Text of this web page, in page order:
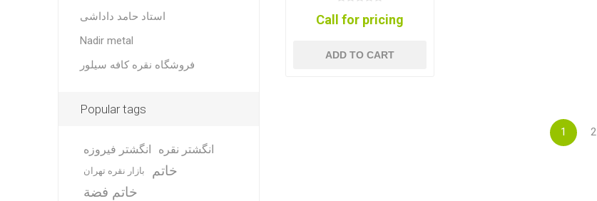
Call for pricing
ADD TO CART
1 2
استاد حامد داداشی
Nadir metal
فروشگاه نقره کافه سیلور
Popular tags
انگشتر فیروزه انگشتر نقره
بازار نقره تهران
خاتم
خاتم فضة